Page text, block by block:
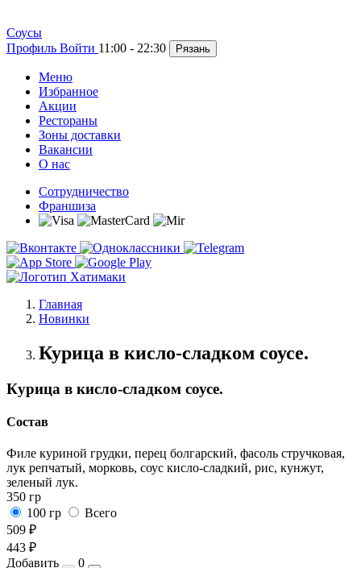
Cоусы
Профиль Войти 11:00 - 22:30 Рязань
Меню
Избранное
Акции
Рестораны
Зоны доставки
Вакансии
О нас
Сотрудничество
Франшиза
Главная
Новинки
Курица в кисло-сладком соусе.
Курица в кисло-сладком соусе.
Состав
Филе куриной грудки, перец болгарский, фасоль стручковая,
лук репчатый, морковь, соус кисло-сладкий, рис, кунжут,
зеленый лук.
350 гр
100 гр
Всего
509 ₽
443 ₽
Добавить
0